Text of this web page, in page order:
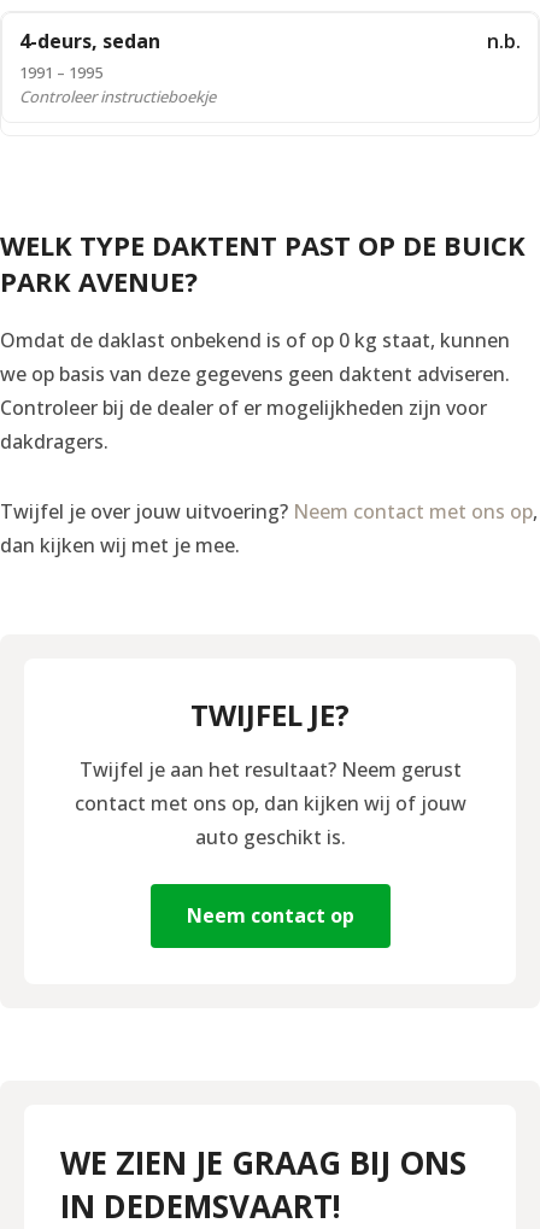
4-deurs, sedan
1991 – 1995
n.b.
Controleer instructieboekje
WELK TYPE DAKTENT PAST OP DE BUICK
PARK AVENUE?
Omdat de daklast onbekend is of op 0 kg staat, kunnen
we op basis van deze gegevens geen daktent adviseren.
Controleer bij de dealer of er mogelijkheden zijn voor
dakdragers.
Twijfel je over jouw uitvoering? Neem contact met ons op,
dan kijken wij met je mee.
TWIJFEL JE?
Twijfel je aan het resultaat? Neem gerust
contact met ons op, dan kijken wij of jouw
auto geschikt is.
Neem contact op
WE ZIEN JE GRAAG BIJ ONS
IN DEDEMSVAART!